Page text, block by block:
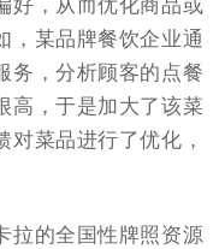
好，从而优化商品或
，某品牌餐饮企业通
务，分析顾客的点餐
高，于是加大了该菜
对菜品进行了优化，
拉的全国性牌照资源